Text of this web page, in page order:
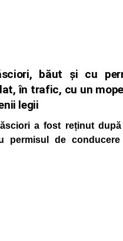
băut și cu
în trafic, cu un
legii
a fost reținut
permisul de conducere